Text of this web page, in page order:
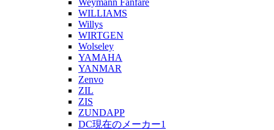
WILLIAMS
Willys
WIRTGEN
Wolseley
YAMAHA
YANMAR
Zenvo
ZIL
ZIS
ZUNDAPP
DC現在のメーカー1